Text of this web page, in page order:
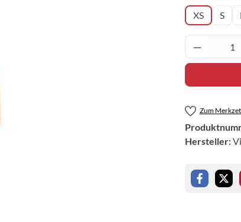
XS S
Zum
Hersteller: